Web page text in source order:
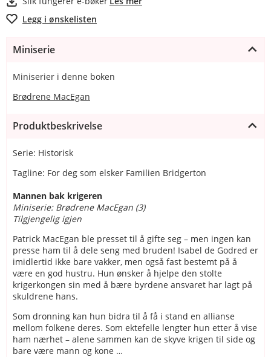
Legg i ønskelisten
Miniserie
Miniserier i denne boken
Brødrene MacEgan
Produktbeskrivelse
Serie: Historisk
Tagline: For deg som elsker Familien Bridgerton
Mannen bak krigeren
Miniserie: Brødrene MacEgan (3)
Tilgjengelig igjen
Patrick MacEgan ble presset til å gifte seg – men ingen kan
presse ham til å dele seng med bruden! Isabel de Godred er
imidlertid ikke bare vakker, men også fast bestemt på å
være en god hustru. Hun ønsker å hjelpe den stolte
krigerkongen sin med å bære byrdene ansvaret har lagt på
skuldrene hans.
Som dronning kan hun bidra til å få i stand en allianse
mellom folkene deres. Som ektefelle lengter hun etter å vise
ham nærhet – alene sammen kan de skyve krigen til side og
bare være mann og kone …